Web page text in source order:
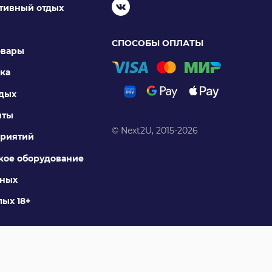
отдых
оборудование
18+
СПОСОБЫ ОПЛАТЫ
© Next2U, 2015-2026